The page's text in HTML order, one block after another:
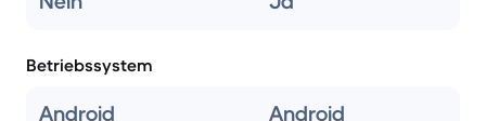
Betriebssystem
Android Android